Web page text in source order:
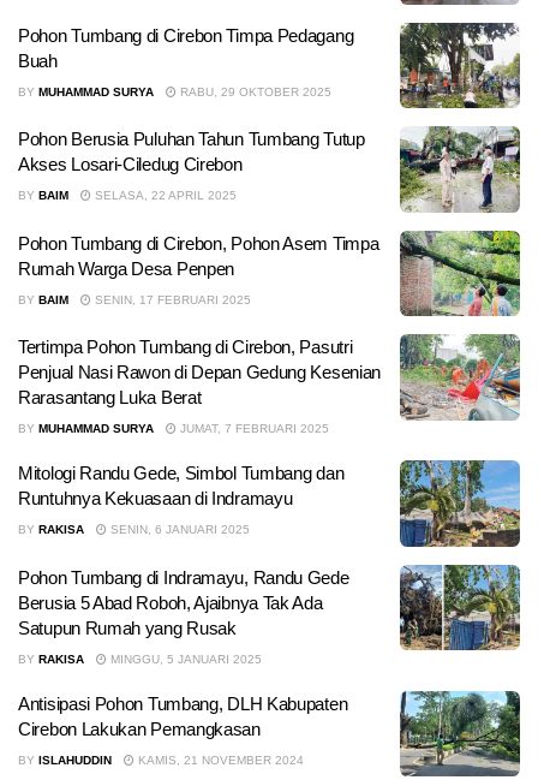
Pohon Tumbang di Cirebon Timpa Pedagang
Buah
BY MUHAMMAD SURYA RABU, 29 OKTOBER 2025
Pohon Berusia Puluhan Tahun Tumbang Tutup
Akses Losari-Ciledug Cirebon
BY BAIM SELASA, 22 APRIL 2025
Pohon Tumbang di Cirebon, Pohon Asem Timpa
Rumah Warga Desa Penpen
BY BAIM SENIN, 17 FEBRUARI 2025
Tertimpa Pohon Tumbang di Cirebon, Pasutri
Penjual Nasi Rawon di Depan Gedung Kesenian
Rarasantang Luka Berat
BY MUHAMMAD SURYA JUMAT, 7 FEBRUARI 2025
Mitologi Randu Gede, Simbol Tumbang dan
Runtuhnya Kekuasaan di Indramayu
BY RAKISA SENIN, 6 JANUARI 2025
Pohon Tumbang di Indramayu, Randu Gede
Berusia 5 Abad Roboh, Ajaibnya Tak Ada
Satupun Rumah yang Rusak
BY RAKISA MINGGU, 5 JANUARI 2025
Antisipasi Pohon Tumbang, DLH Kabupaten
Cirebon Lakukan Pemangkasan
BY ISLAHUDDIN KAMIS, 21 NOVEMBER 2024